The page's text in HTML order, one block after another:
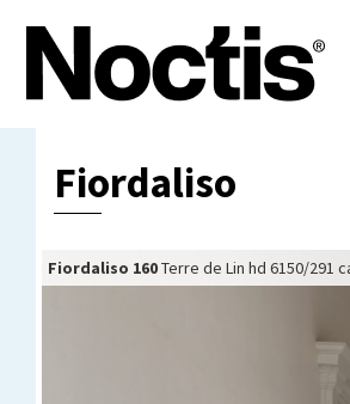
Fiordaliso
Fiordaliso 160Terre de Lin hd 6150/291
Fiordaliso 160
Fiordaliso 160
Fiordaliso 160